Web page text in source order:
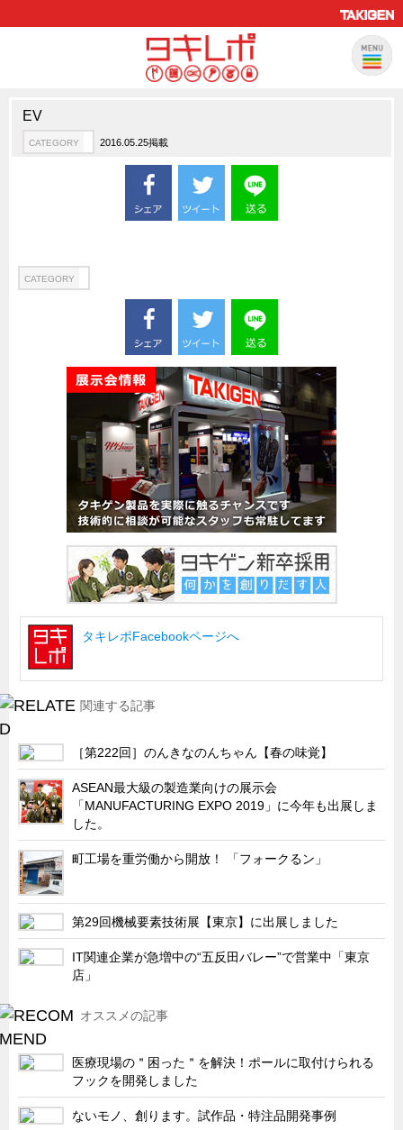
CATEGORY
新製品ロケットニュース
ハイセキュリティ錠前TAKシリーズ
CFRP（炭素繊維強化プラスチック）
ソリューション
船舶・港湾設備
試作・特注品の事例集
SDGs配慮・脱炭素
省力化製品
配電盤・分電盤・キュービクル
医療・福祉・介護関連
ロボット・自動化装置関連
二次電池関連
EV・PHEV充電器関連
半導体製造装置関連
共同溝・無電柱化関連
サーバーラック・エンクロジャー
特装車・バス・トラック関連
フリーザー・フードマシナリー関連
自動販売機・自動改札機関連
鉄道車両・駅舎関連
CATEGORY
新製品開発最前線
Before After
隠れた名品
旬の野菜とタキゲン製品
EV
CATEGORY 2016.05.25掲載
CATEGORY
タキレポFacebookページへ
関連する記事
［第222回］のんきなのんちゃん【春の味覚】
ASEAN最大級の製造業向けの展示会
「MANUFACTURING EXPO 2019」に今年も出展しま
した。
町工場を重労働から開放！ 「フォークるン」
第29回機械要素技術展【東京】に出展しました
IT関連企業が急増中の“五反田バレー”で営業中「東京
店」
オススメの記事
医療現場の＂困った＂を解決！ポールに取付けられる
フックを開発しました
ないモノ、創ります。試作品・特注品開発事例